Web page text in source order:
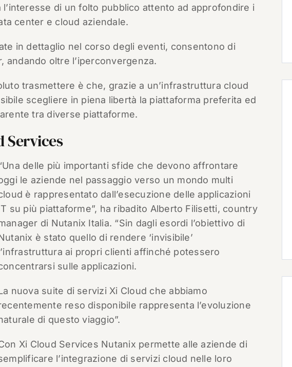
di un folto pubblico attento ad approfondire i
center e cloud aziendale.
in dettaglio nel corso degli eventi, consentono di
oltre l’iperconvergenza.
trasmettere è che, grazie a un’infrastruttura cloud
scegliere in piena libertà la piattaforma preferita ed
tra diverse piattaforme.
Services
delle più importanti sfide che devono affrontare
le aziende nel passaggio verso un mondo multi
è rappresentato dall’esecuzione delle applicazioni
su più piattaforme”, ha ribadito Alberto Filisetti, country
di Nutanix Italia. “Sin dagli esordi l’obiettivo di
è stato quello di rendere ‘invisibile’
ai propri clienti affinché potessero
sulle applicazioni.
nuova suite di servizi Xi Cloud che abbiamo
reso disponibile rappresenta l’evoluzione
di questo viaggio”.
Xi Cloud Services Nutanix permette alle aziende di
l’integrazione di servizi cloud nelle loro